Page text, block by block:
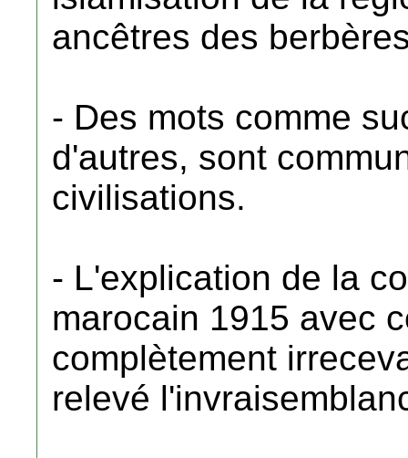
ancêtres des
- Des mots comme
d'autres, sont
civilisations.
- L'explication de la
marocain 1915 avec
complètement
relevé